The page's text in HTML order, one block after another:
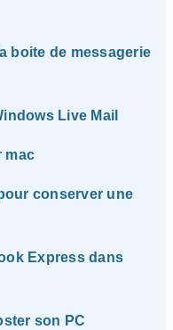
boite de messagerie
Live Mail
mac
conserver une
Express dans
son PC